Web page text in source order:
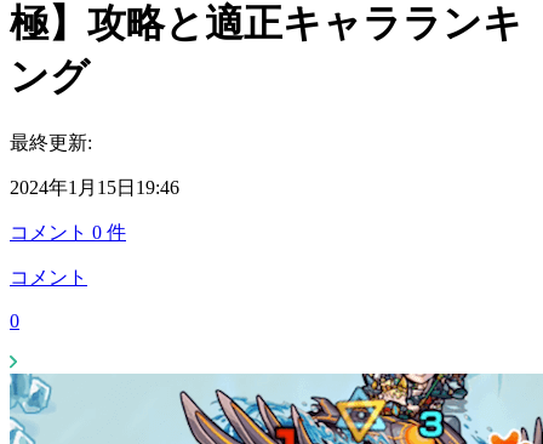
極】攻略と適正キャラランキ
ング
最終更新:
2024年1月15日19:46
コメント 0 件
コメント
0